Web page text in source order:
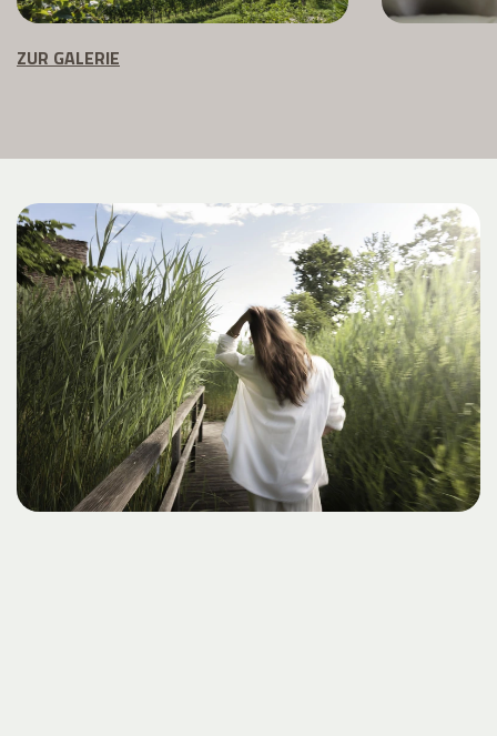
ZUR GALERIE